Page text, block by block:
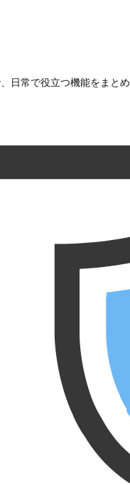
日常で役立つ機能をまと